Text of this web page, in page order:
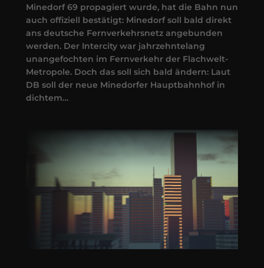
Minedorf 69 propagiert wurde, hat die Bahn nun
auch offiziell bestätigt: Minedorf soll bald direkt
ans deutsche Fernverkehrsnetz angebunden
werden. Der Intercity war jahrzehntelang
unangefochten im Fernverkehr der Flachwelt-
Metropole. Doch das soll sich bald ändern: Laut
DB soll der neue Minedorfer Hauptbahnhof in
dichtem…